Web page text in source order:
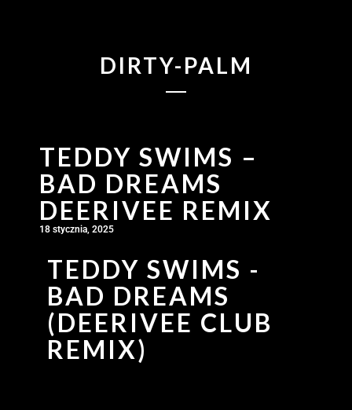
DIRTY-PALM
TEDDY SWIMS –
BAD DREAMS
DEERIVEE REMIX
18 stycznia, 2025
TEDDY SWIMS -
BAD DREAMS
(DEERIVEE CLUB
REMIX)